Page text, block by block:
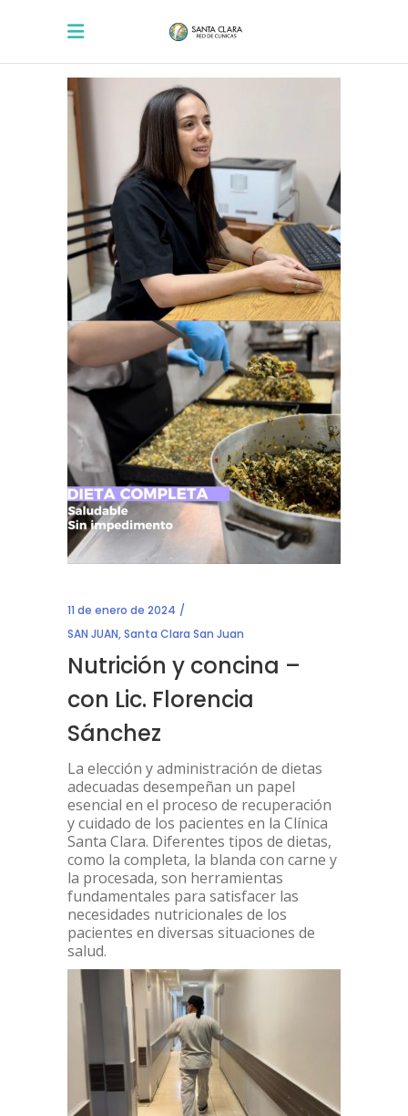
11 de enero de 2024
SAN JUAN,Santa Clara San Juan
Nutrición y concina –
con Lic. Florencia
Sánchez
La elección y administración de dietas
adecuadas desempeñan un papel
esencial en el proceso de recuperación
y cuidado de los pacientes en la Clínica
Santa Clara. Diferentes tipos de dietas,
como la completa, la blanda con carne y
la procesada, son herramientas
fundamentales para satisfacer las
necesidades nutricionales de los
pacientes en diversas situaciones de
salud.